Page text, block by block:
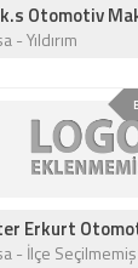
Otomotiv
- Yıldırım
Erkurt
- İlçe Seçilmemiş